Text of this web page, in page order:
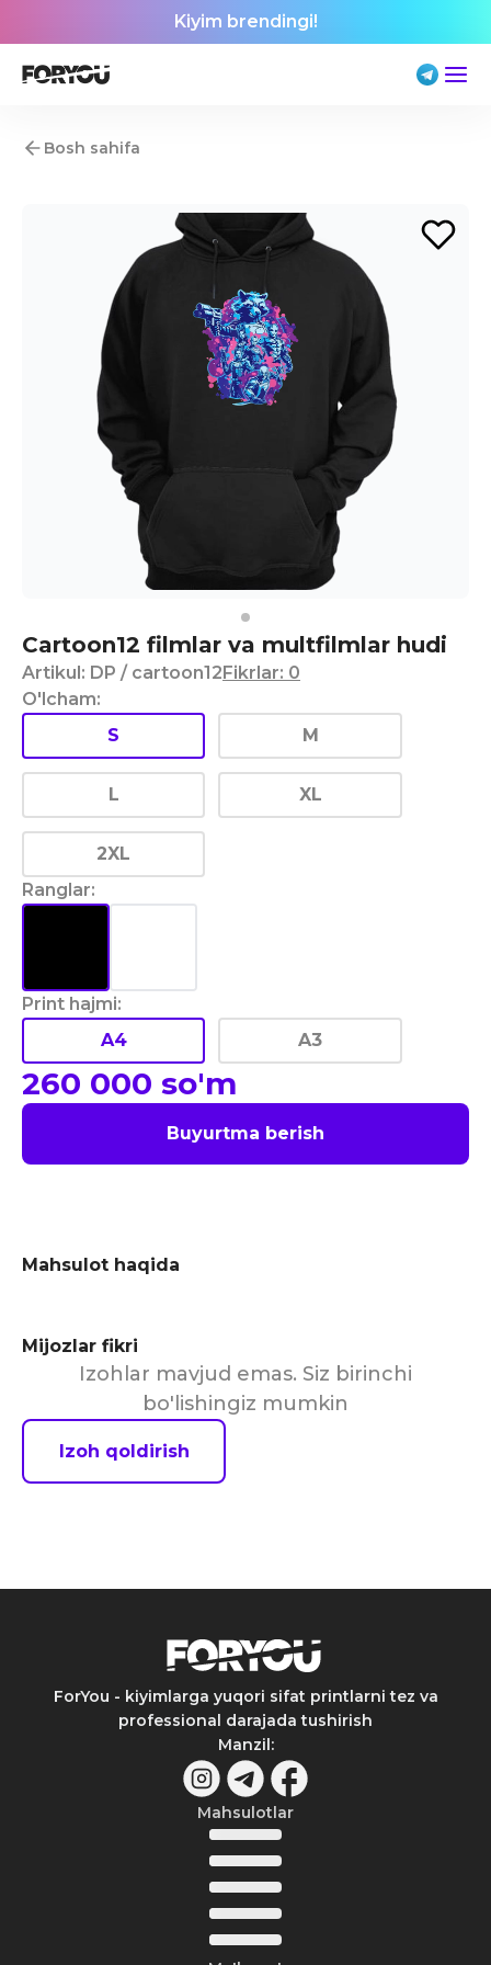
Kiyim brendingi!
Bosh sahifa
Cartoon12 filmlar va multfilmlar hudi
Artikul: DP / cartoon12Fikrlar: 0
O'lcham:
S
M
L XL
2XL
Ranglar:
Print hajmi:
A4
A3
260 000 so'm
Buyurtma berish
Mahsulot haqida
Mijozlar fikri
Izohlar mavjud emas. Siz birinchi
bo'lishingiz mumkin
Izoh qoldirish
ForYou - kiyimlarga yuqori sifat printlarni tez va
professional darajada tushirish
Manzil:
Mahsulotlar